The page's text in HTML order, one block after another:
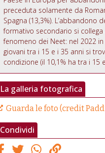
preceduta solamente da
Spagna (13,3%). L’abbandono
formativo secondario si collega
fenomeno dei Neet: nel 2022 in
giovani tra i 15 e i 35 anni si
condizione (il 10,1% ha tra i 15
La galleria fotografica
Guarda le foto (credit
Condividi